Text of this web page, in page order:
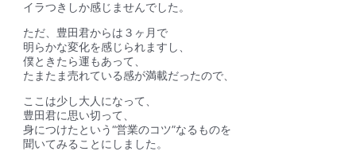
イラつきしか感じませんでした。
ただ、豊田君からは３ヶ月で
明らかな変化を感じられますし、
僕ときたら運もあって、
たまたま売れている感が満載だったので、
ここは少し大人になって、
豊田君に思い切って、
身につけたという“営業のコツ”なるものを
聞いてみることにしました。